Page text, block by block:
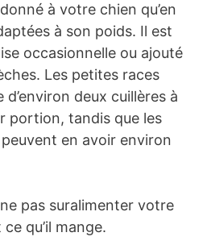
à votre chien qu’en
à son poids. Il est
occasionnelle ou ajouté
Les petites races
d’environ deux cuillères à
portion, tandis que les
en avoir environ
pas suralimenter votre
qu’il mange.